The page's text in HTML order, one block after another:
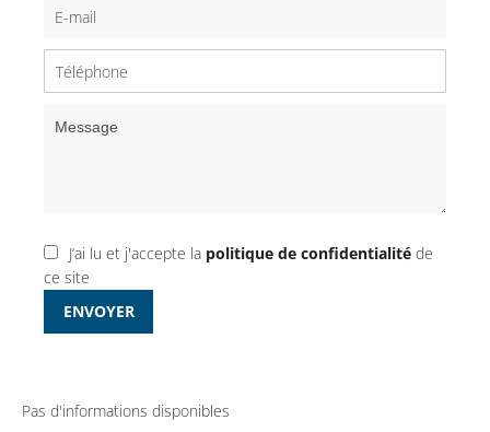
J’ai lu et j'accepte la politique de confidentialité de
ce site
ENVOYER
Pas d'informations disponibles